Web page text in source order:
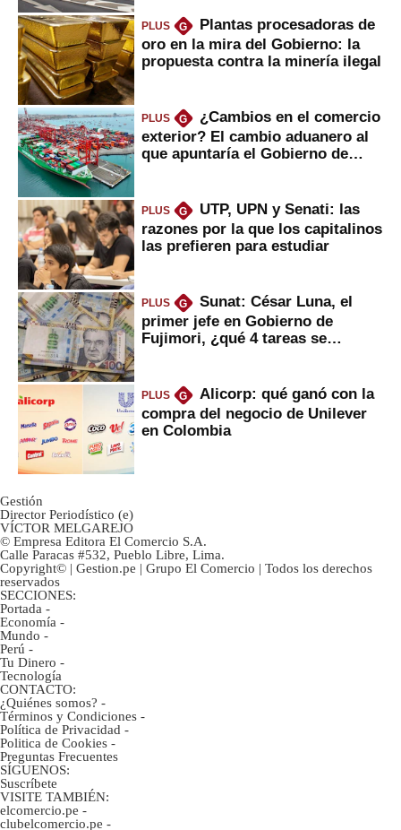
PLUS G
Plantas procesadoras de
oro en la mira del Gobierno: la
propuesta contra la minería ilegal
PLUS G
¿Cambios en el comercio
exterior? El cambio aduanero al
que apuntaría el Gobierno de
PLUS G
UTP, UPN y Senati: las
razones por la que los capitalinos
las prefieren para estudiar
PLUS G
Sunat: César Luna, el
primer jefe en Gobierno de
Fujimori, ¿qué 4 tareas se
PLUS G
Alicorp: qué ganó con la
compra del negocio de Unilever
en Colombia
Gestión
Director Periodístico (e)
VÍCTOR MELGAREJO
© Empresa Editora El Comercio S.A.
Calle Paracas #532, Pueblo Libre, Lima.
Copyright© | Gestion.pe | Grupo El Comercio | Todos los derechos
reservados
SECCIONES:
Portada -
Economía -
Mundo -
Perú -
Tu Dinero -
Tecnología
CONTACTO:
¿Quiénes somos? -
Términos y Condiciones -
Política de Privacidad -
Politica de Cookies -
Preguntas Frecuentes
SÍGUENOS:
Suscríbete
VISITE TAMBIÉN:
elcomercio.pe -
clubelcomercio.pe -